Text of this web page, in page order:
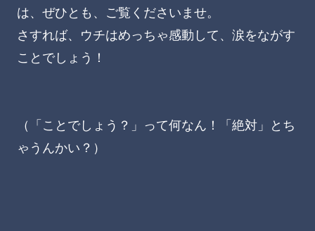
は、ぜひとも、ご覧くださいませ。
さすれば、ウチはめっちゃ感動して、涙をながす
ことでしょう！
（「ことでしょう？」って何なん！「絶対」とち
ゃうんかい？）